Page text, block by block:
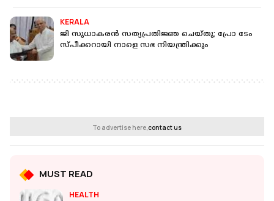
KERALA
ജി സുധാകരന്‍ സത്യപ്രതിജ്ഞ ചെയ്തു; പ്രോ ടേം
സ്പീക്കറായി നാളെ സഭ നിയന്ത്രിക്കും
To advertise here,contact us
MUST READ
HEALTH